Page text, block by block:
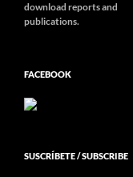
download reports and
publications.
FACEBOOK
SUSCRÍBETE / SUBSCRIBE